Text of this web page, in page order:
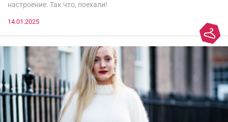
настроение. Так что, поехали!
14.01.2025